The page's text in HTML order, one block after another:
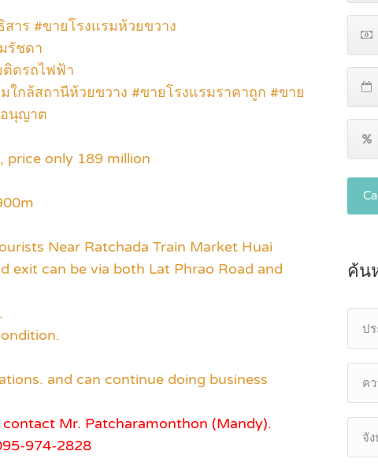
าร #ขายโรงแรมห้วยขวาง
รัชดา
ติดรถไฟฟ้า
กล้สถานีห้วยขวาง #ขายโรงแรมราคาถูก #ขาย
นุญาต
price only 189 million
Near Ratchada Train Market Huai
exit can be via both Lat Phrao Road and
and can continue doing business
Mr. Patcharamonthon (Mandy).
974-2828
ค้น
ป
ค
จั